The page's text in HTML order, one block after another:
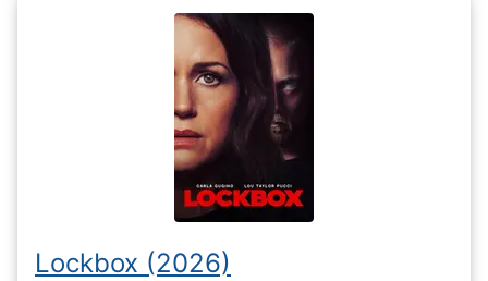
Lockbox (2026)